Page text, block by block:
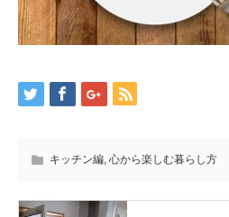
キッチン編, 心から楽しむ暮らし方